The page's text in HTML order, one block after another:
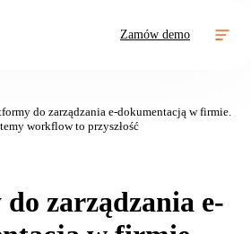
Zamów demo
do zarządzania e-dokumentacją w firmie.
workflow to przyszłość
zarządzania e-